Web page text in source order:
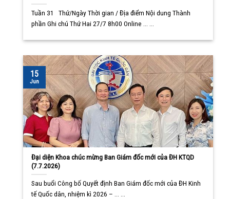
Tuần 31 Thứ/Ngày Thời gian / Địa điểm Nội dung Thành
phần Ghi chú Thứ Hai 27/7 8h00 Online ... ...
Đại diện Khoa chúc mừng Ban Giám đốc mới của ĐH KTQD
(7.7.2026)
Sau buổi Công bố Quyết định Ban Giám đốc mới của ĐH Kinh
tế Quốc dân, nhiệm kì 2026 – ... ...
15
Jun